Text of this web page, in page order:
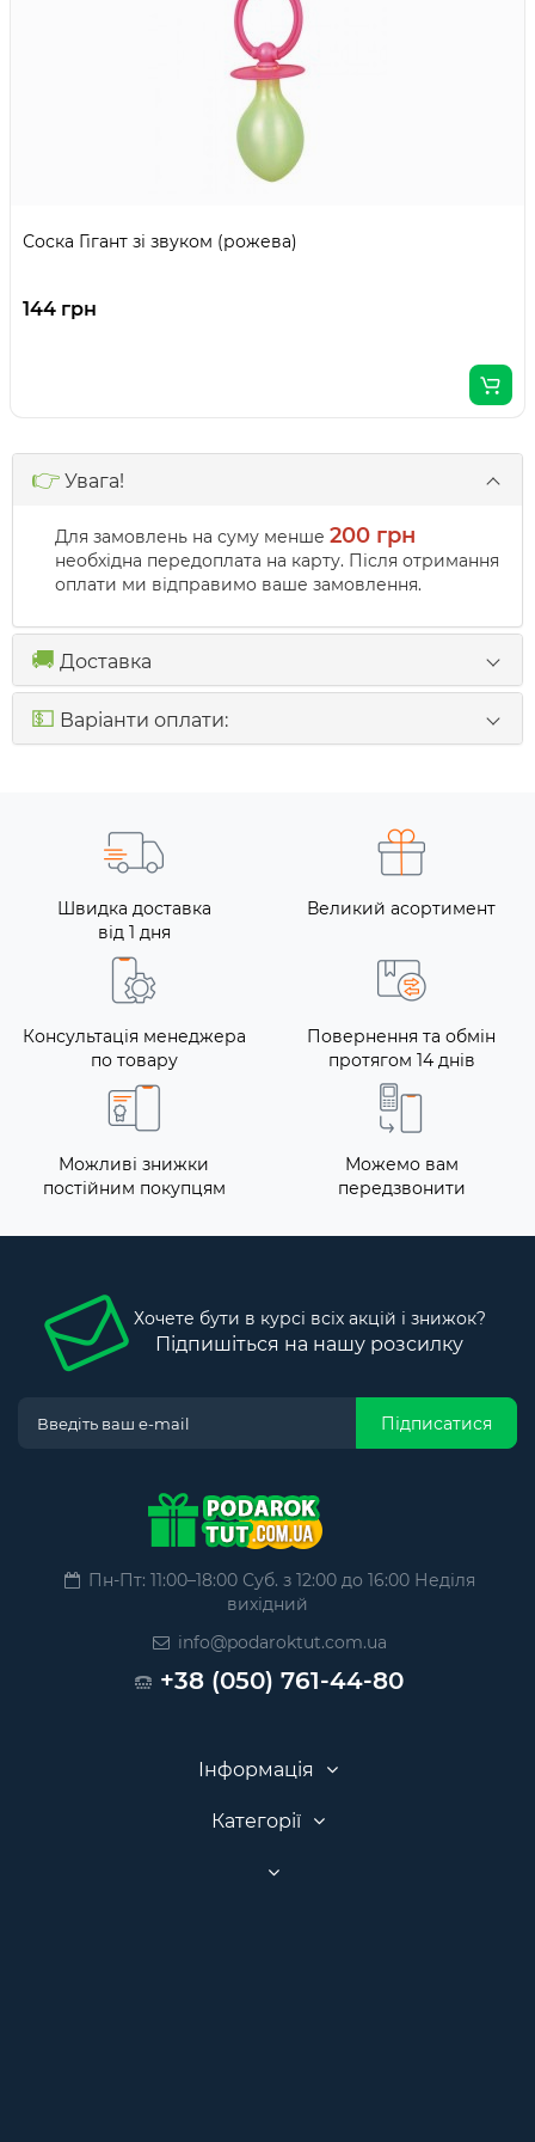
Соска Гігант зі звуком (рожева)
144 грн
👉 Увага!
Для замовлень на суму менше 200 грн
необхідна передоплата на карту. Після отримання
оплати ми відправимо ваше замовлення.
🚚 Доставка
💵 Варіанти оплати:
Швидка доставка
від 1 дня
Великий асортимент
Консультація менеджера
по товару
Повернення та обмін
протягом 14 днів
Можливі знижки
постійним покупцям
Можемо вам
передзвонити
Хочете бути в курсі всіх акцій і знижок?
Підпишіться на нашу розсилку
Підписатися
Пн-Пт: 11:00–18:00 Суб. з 12:00 до 16:00 Неділя
вихідний
info@podaroktut.com.ua
+38 (050) 761-44-80
Інформація
Категорії